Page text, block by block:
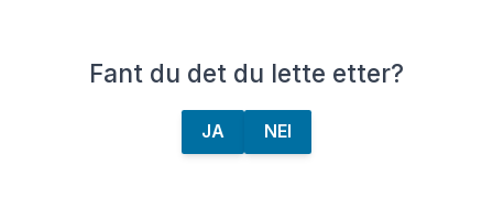
Fant du det du lette etter?
JA NEI